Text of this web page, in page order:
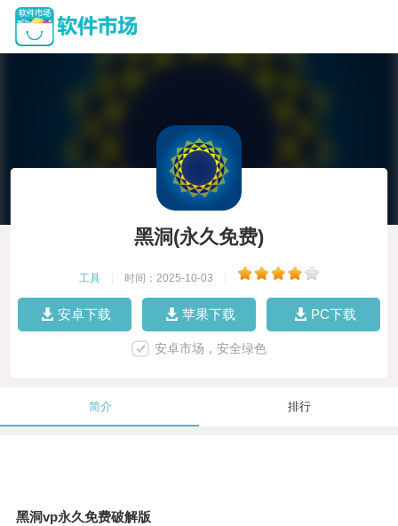
黑洞(永久免费)
工具 时间：2025-10-03
安卓下载 苹果下载 PC下载
安卓市场，安全绿色
简介 排行
黑洞vp永久免费破解版